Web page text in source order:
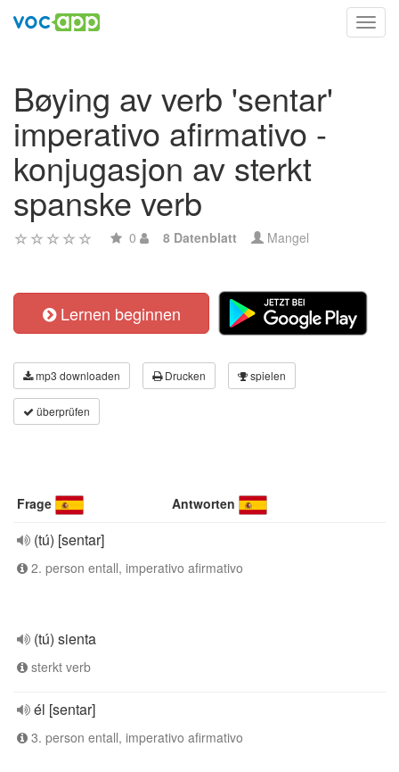
Bøying av verb 'sentar'
imperativo afirmativo -
konjugasjon av sterkt
spanske verb
0 8 Datenblatt Mangel
Lernen beginnen
mp3 downloaden Drucken spielen
überprüfen
Frage Antworten
(tú) [sentar]
2. person entall, imperativo afirmativo
(tú) sienta
sterkt verb
él [sentar]
3. person entall, imperativo afirmativo